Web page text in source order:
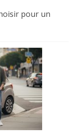
pour un